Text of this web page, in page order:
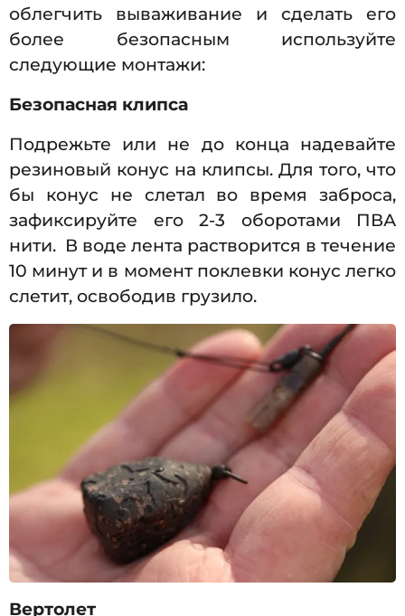
облегчить вываживание и сделать его
более безопасным используйте
следующие монтажи:
Безопасная клипса
Подрежьте или не до конца надевайте
резиновый конус на клипсы. Для того, что
бы конус не слетал во время заброса,
зафиксируйте его 2-3 оборотами ПВА
нити. В воде лента растворится в течение
10 минут и в момент поклевки конус легко
слетит, освободив грузило.
Вертолет